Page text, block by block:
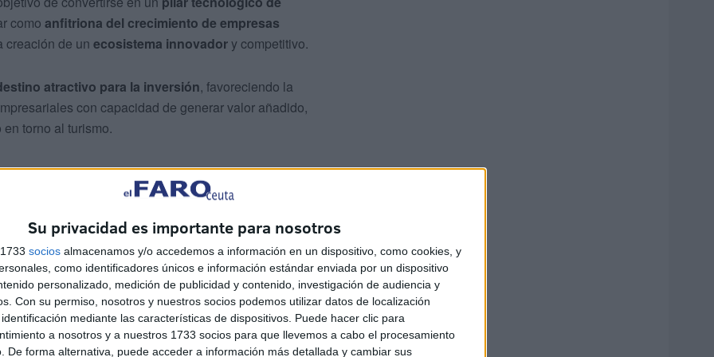
Su privacidad es importante para nosotros
socios almacenamos y/o accedemos a información en un dispositivo, como cookies, y
como identificadores únicos e información estándar enviada por un dispositivo
personalizado, medición de publicidad y contenido, investigación de audiencia y
Con su permiso, nosotros y nuestros socios podemos utilizar datos de localización
mediante las características de dispositivos. Puede hacer clic para
a nosotros y a nuestros 1733 socios para que llevemos a cabo el procesamiento
De forma alternativa, puede acceder a información más detallada y cambiar sus
como anfitriona del crecimiento de empresas
creación de un ecosistema innovadory competitivo.
atractivo para la inversión, favoreciendo la
con capacidad de generar valor añadido,
torno al turismo.
planificada, orientada a garantizar unacceso
, gracias a su cercanía a laEstación Marítimay a
de la ciudad.